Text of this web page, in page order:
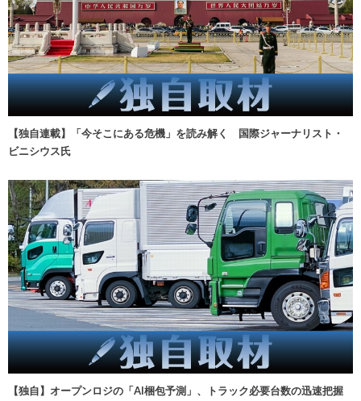
【独自連載】「今そこにある危機」を読み解く 国際ジャーナリスト・
ビニシウス氏
【独自】オープンロジの「AI梱包予測」、トラック必要台数の迅速把握